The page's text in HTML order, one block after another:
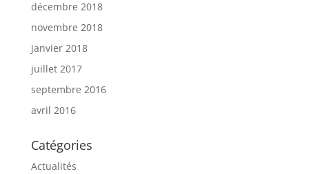
décembre 2018
novembre 2018
janvier 2018
juillet 2017
septembre 2016
avril 2016
Catégories
Actualités